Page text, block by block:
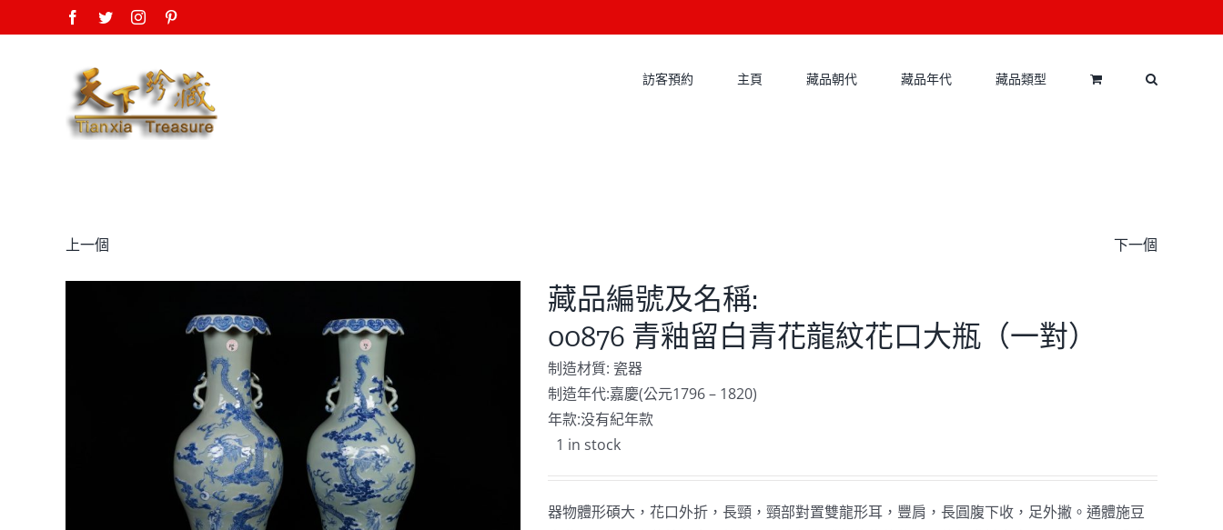
to
Facebook
TwitterInstagram
訪客預約 主頁 藏品朝代 藏品年代 藏品類型
上一個 下一個
藏品編號及名稱:
00876 青釉留白青花龍紋花口大瓶（一對）
制造材質: 瓷器
制造年代:嘉慶(公元1796 – 1820)
年款:没有紀年款
1 in stock
器物體形碩大，花口外折，長頸，頸部對置雙龍形耳，豐肩，長圓腹下收，足外撇。通體施豆